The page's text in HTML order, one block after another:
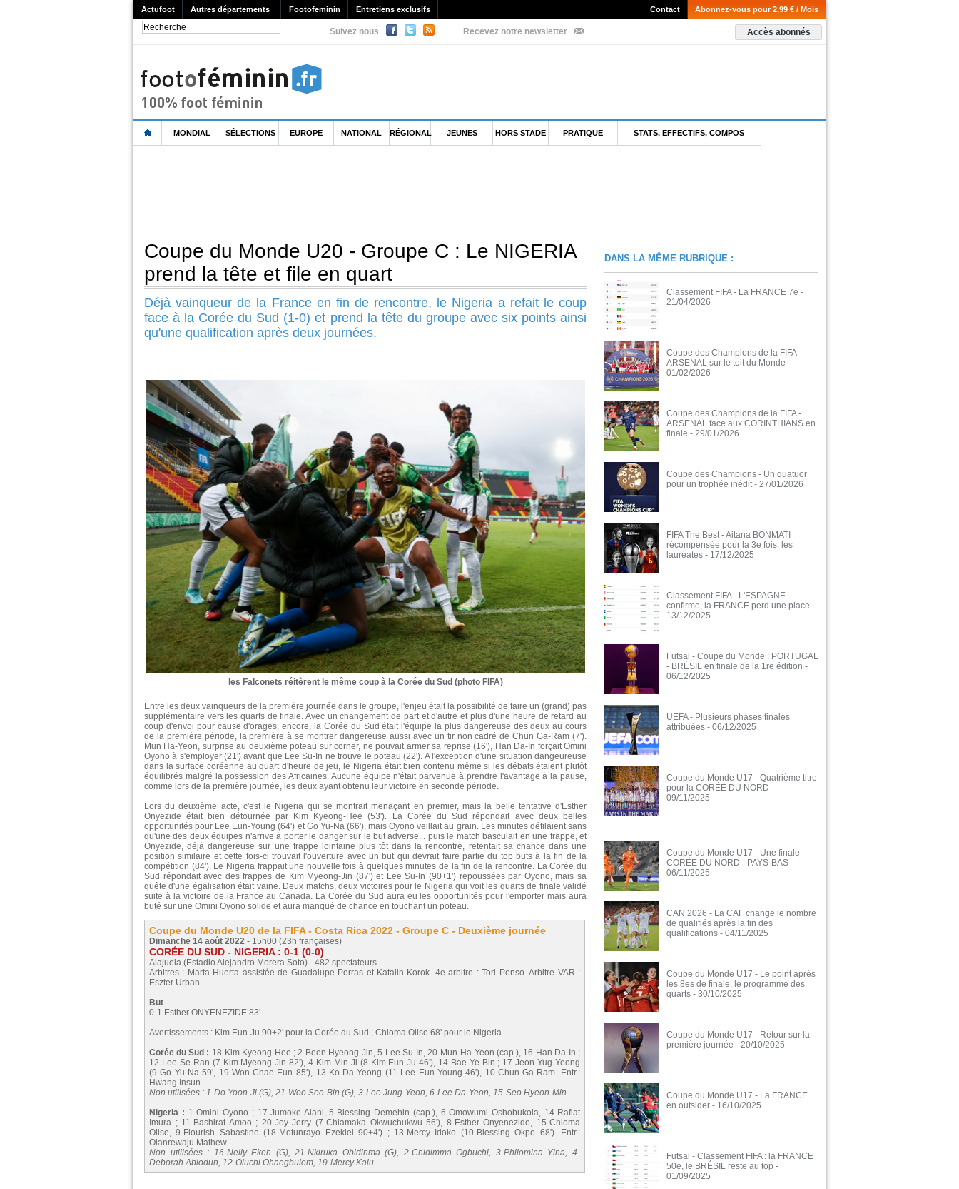
Actufoot Autres départements Footofeminin Entretiens exclusifs Abonnez-vous pour 2,99 € / Mois
Contact
Suivez nous Recevez notre newsletter Accès abonnés
MONDIAL SÉLECTIONS EUROPE NATIONAL RÉGIONAL JEUNES HORS STADE PRATIQUE STATS, EFFECTIFS, COMPOS
Coupe du Monde U20 - Groupe C : Le NIGERIA
prend la tête et file en quart
Déjà vainqueur de la France en fin de rencontre, le Nigeria a refait le coup
face à la Corée du Sud (1-0) et prend la tête du groupe avec six points ainsi
qu'une qualification après deux journées.
les Falconets réitèrent le même coup à la Corée du Sud (photo FIFA)
Entre les deux vainqueurs de la première journée dans le groupe, l'enjeu était la possibilité de faire un (grand) pas
supplémentaire vers les quarts de finale. Avec un changement de part et d'autre et plus d'une heure de retard au
coup d'envoi pour cause d'orages, encore, la Corée du Sud était l'équipe la plus dangereuse des deux au cours
de la première période, la première à se montrer dangereuse aussi avec un tir non cadré de Chun Ga-Ram (7').
Mun Ha-Yeon, surprise au deuxième poteau sur corner, ne pouvait armer sa reprise (16'), Han Da-In forçait Omini
Oyono à s'employer (21') avant que Lee Su-In ne trouve le poteau (22'). A l'exception d'une situation dangeureuse
dans la surface coréenne au quart d'heure de jeu, le Nigeria était bien contenu même si les débats étaient plutôt
équilibrés malgré la possession des Africaines. Aucune équipe n'était parvenue à prendre l'avantage à la pause,
comme lors de la première journée, les deux ayant obtenu leur victoire en seconde période.
Lors du deuxième acte, c'est le Nigeria qui se montrait menaçant en premier, mais la belle tentative d'Esther
Onyezide était bien détournée par Kim Kyeong-Hee (53'). La Corée du Sud répondait avec deux belles
opportunités pour Lee Eun-Young (64') et Go Yu-Na (66'), mais Oyono veillait au grain. Les minutes défilaient sans
qu'une des deux équipes n'arrive à porter le danger sur le but adverse... puis le match basculait en une frappe, et
Onyezide, déjà dangereuse sur une frappe lointaine plus tôt dans la rencontre, retentait sa chance dans une
position similaire et cette fois-ci trouvait l'ouverture avec un but qui devrait faire partie du top buts à la fin de la
compétition (84'). Le Nigeria frappait une nouvelle fois à quelques minutes de la fin de la rencontre. La Corée du
Sud répondait avec des frappes de Kim Myeong-Jin (87') et Lee Su-In (90+1') repoussées par Oyono, mais sa
quête d'une égalisation était vaine. Deux matchs, deux victoires pour le Nigeria qui voit les quarts de finale validé
suite à la victoire de la France au Canada. La Corée du Sud aura eu les opportunités pour l'emporter mais aura
buté sur une Omini Oyono solide et aura manqué de chance en touchant un poteau.
Coupe du Monde U20 de la FIFA - Costa Rica 2022 - Groupe C - Deuxième journée
Dimanche 14 août 2022 - 15h00 (23h françaises)
CORÉE DU SUD - NIGERIA : 0-1 (0-0)
Alajuela (Estadio Alejandro Morera Soto) - 482 spectateurs
Arbitres : Marta Huerta assistée de Guadalupe Porras et Katalin Korok. 4e arbitre : Tori Penso. Arbitre VAR :
Eszter Urban
But
0-1 Esther ONYENEZIDE 83'
Avertissements : Kim Eun-Ju 90+2' pour la Corée du Sud ; Chioma Olise 68' pour le Nigeria
Corée du Sud : 18-Kim Kyeong-Hee ; 2-Been Hyeong-Jin, 5-Lee Su-In, 20-Mun Ha-Yeon (cap.), 16-Han Da-In ;
12-Lee Se-Ran (7-Kim Myeong-Jin 82'), 4-Kim Min-Ji (8-Kim Eun-Ju 46'), 14-Bae Ye-Bin ; 17-Jeon Yug-Yeong
(9-Go Yu-Na 59', 19-Won Chae-Eun 85'), 13-Ko Da-Yeong (11-Lee Eun-Young 46'), 10-Chun Ga-Ram. Entr.:
Hwang Insun
Non utilisées : 1-Do Yoon-Ji (G), 21-Woo Seo-Bin (G), 3-Lee Jung-Yeon, 6-Lee Da-Yeon, 15-Seo Hyeon-Min
Nigeria : 1-Omini Oyono ; 17-Jumoke Alani, 5-Blessing Demehin (cap.), 6-Omowumi Oshobukola, 14-Rafiat
Imura ; 11-Bashirat Amoo ; 20-Joy Jerry (7-Chiamaka Okwuchukwu 56'), 8-Esther Onyenezide, 15-Chioma
Olise, 9-Flourish Sabastine (18-Motunrayo Ezekiel 90+4') ; 13-Mercy Idoko (10-Blessing Okpe 68'). Entr.:
Olanrewaju Mathew
Non utilisées : 16-Nelly Ekeh (G), 21-Nkiruka Obidinma (G), 2-Chidimma Ogbuchi, 3-Philomina Yina, 4-
Deborah Abiodun, 12-Oluchi Ohaegbulem, 19-Mercy Kalu
DANS LA MÊME RUBRIQUE :
Classement FIFA - La FRANCE 7e -
21/04/2026
Coupe des Champions de la FIFA -
ARSENAL sur le toit du Monde -
01/02/2026
Coupe des Champions de la FIFA -
ARSENAL face aux CORINTHIANS en
finale - 29/01/2026
Coupe des Champions - Un quatuor
pour un trophée inédit - 27/01/2026
FIFA The Best - Aitana BONMATI
récompensée pour la 3e fois, les
lauréates - 17/12/2025
Classement FIFA - L'ESPAGNE
confirme, la FRANCE perd une place -
13/12/2025
Futsal - Coupe du Monde : PORTUGAL
- BRÉSIL en finale de la 1re édition -
06/12/2025
UEFA - Plusieurs phases finales
attribuées - 06/12/2025
Coupe du Monde U17 - Quatrième titre
pour la CORÉE DU NORD -
09/11/2025
Coupe du Monde U17 - Une finale
CORÉE DU NORD - PAYS-BAS -
06/11/2025
CAN 2026 - La CAF change le nombre
de qualifiés après la fin des
qualifications - 04/11/2025
Coupe du Monde U17 - Le point après
les 8es de finale, le programme des
quarts - 30/10/2025
Coupe du Monde U17 - Retour sur la
première journée - 20/10/2025
Coupe du Monde U17 - La FRANCE
en outsider - 16/10/2025
Futsal - Classement FIFA : la FRANCE
50e, le BRÉSIL reste au top -
01/09/2025